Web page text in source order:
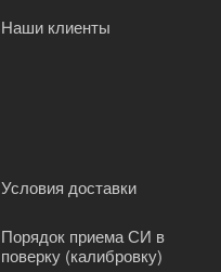
Наши клиенты
Условия доставки
Порядок приема СИ в
поверку (калибровку)